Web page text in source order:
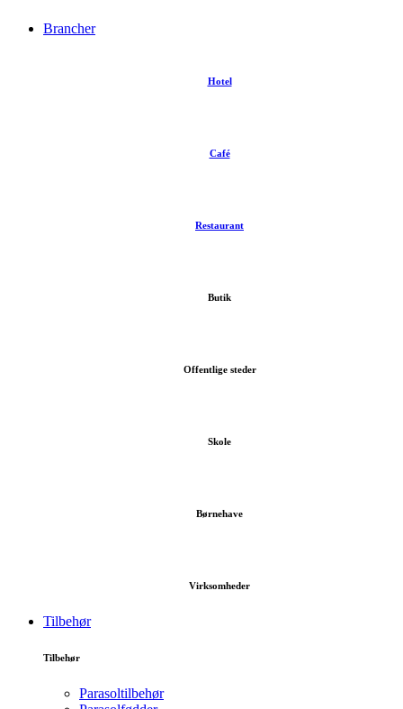
Brancher
Hotel
Café
Restaurant
Butik
Offentlige steder
Skole
Børnehave
Virksomheder
Tilbehør
Tilbehør
Parasoltilbehør